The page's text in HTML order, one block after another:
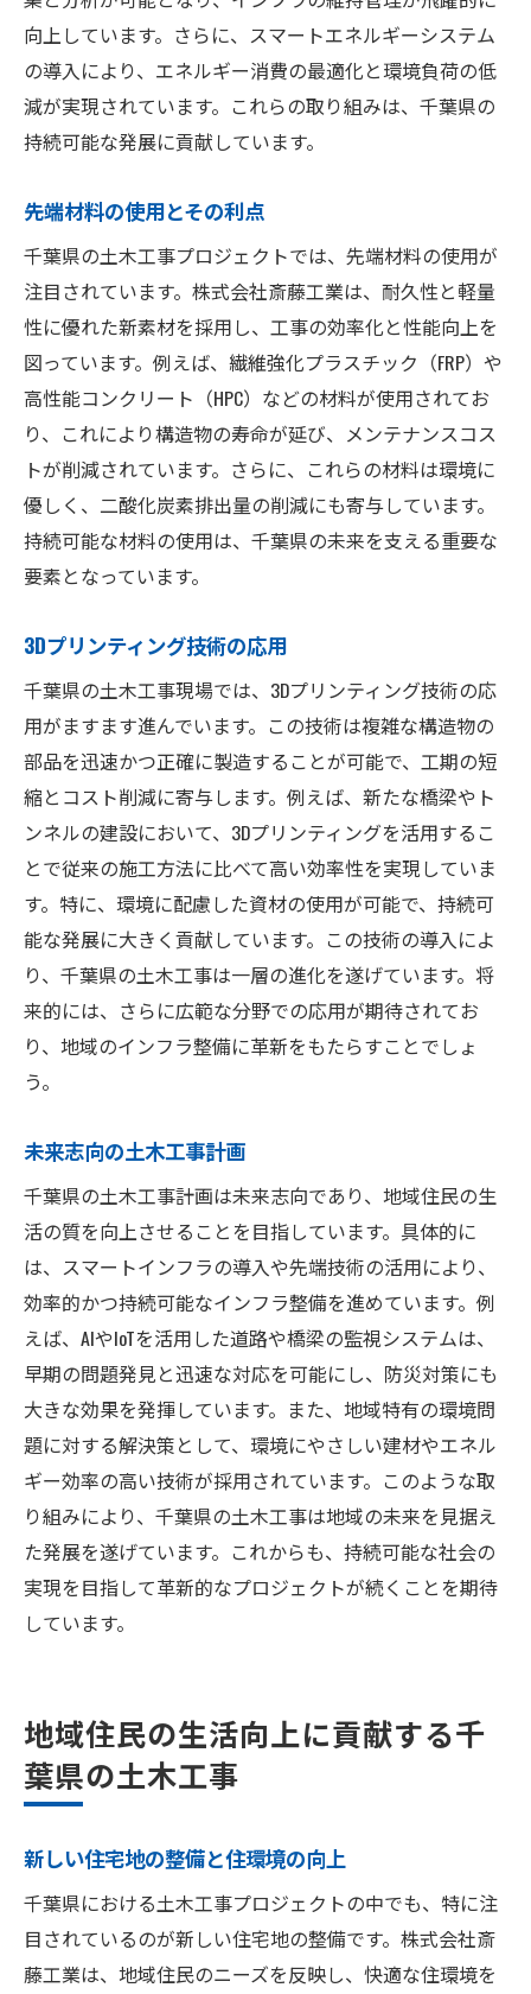
向上しています。さらに、スマートエネルギーシステム
の導入により、エネルギー消費の最適化と環境負荷の低
減が実現されています。これらの取り組みは、千葉県の
持続可能な発展に貢献しています。
先端材料の使用とその利点
千葉県の土木工事プロジェクトでは、先端材料の使用が
注目されています。株式会社斎藤工業は、耐久性と軽量
性に優れた新素材を採用し、工事の効率化と性能向上を
図っています。例えば、繊維強化プラスチック（FRP）や
高性能コンクリート（HPC）などの材料が使用されてお
り、これにより構造物の寿命が延び、メンテナンスコス
トが削減されています。さらに、これらの材料は環境に
優しく、二酸化炭素排出量の削減にも寄与しています。
持続可能な材料の使用は、千葉県の未来を支える重要な
要素となっています。
3Dプリンティング技術の応用
千葉県の土木工事現場では、3Dプリンティング技術の応
用がますます進んでいます。この技術は複雑な構造物の
部品を迅速かつ正確に製造することが可能で、工期の短
縮とコスト削減に寄与します。例えば、新たな橋梁やト
ンネルの建設において、3Dプリンティングを活用するこ
とで従来の施工方法に比べて高い効率性を実現していま
す。特に、環境に配慮した資材の使用が可能で、持続可
能な発展に大きく貢献しています。この技術の導入によ
り、千葉県の土木工事は一層の進化を遂げています。将
来的には、さらに広範な分野での応用が期待されてお
り、地域のインフラ整備に革新をもたらすことでしょ
う。
未来志向の土木工事計画
千葉県の土木工事計画は未来志向であり、地域住民の生
活の質を向上させることを目指しています。具体的に
は、スマートインフラの導入や先端技術の活用により、
効率的かつ持続可能なインフラ整備を進めています。例
えば、AIやIoTを活用した道路や橋梁の監視システムは、
早期の問題発見と迅速な対応を可能にし、防災対策にも
大きな効果を発揮しています。また、地域特有の環境問
題に対する解決策として、環境にやさしい建材やエネル
ギー効率の高い技術が採用されています。このような取
り組みにより、千葉県の土木工事は地域の未来を見据え
た発展を遂げています。これからも、持続可能な社会の
実現を目指して革新的なプロジェクトが続くことを期待
しています。
地域住民の生活向上に貢献する千
葉県の土木工事
新しい住宅地の整備と住環境の向上
千葉県における土木工事プロジェクトの中でも、特に注
目されているのが新しい住宅地の整備です。株式会社斎
藤工業は、地域住民のニーズを反映し、快適な住環境を